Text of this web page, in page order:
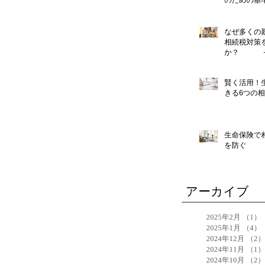
なぜ多くの
相続税対策
か？ そ
賢く活用！
きる6つの
生命保険で
を防ぐ
アーカイブ
2025年2月 （1）
2025年1月
（4）
2024年12月
（2）
2024年11月
（1）
2024年10月
（2）